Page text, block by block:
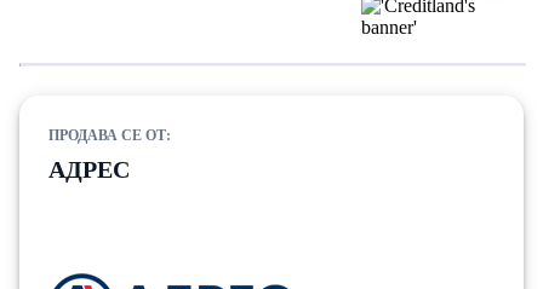
ПРОДАВА СЕ ОТ:
АДРЕС